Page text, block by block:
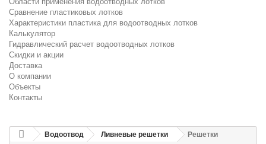
Сравнение пластиковых лотков
Характеристики пластика для водоотводных лотков
Калькулятор
Гидравлический расчет водоотводных лотков
Скидки и акции
Доставка
О компании
Объекты
Контакты
Водоотвод Ливневые решетки
Решетки